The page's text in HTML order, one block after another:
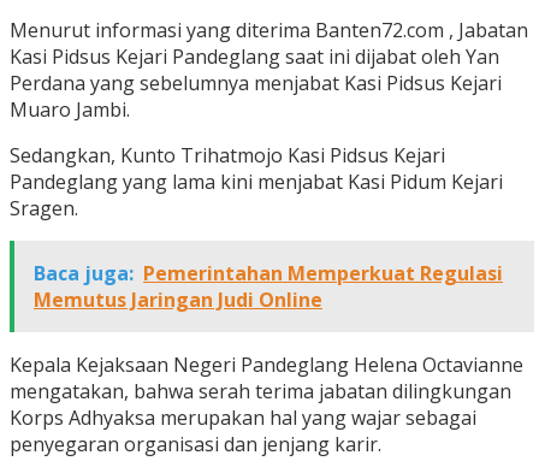
Menurut informasi yang diterima Banten72.com , Jabatan
Kasi Pidsus Kejari Pandeglang saat ini dijabat oleh Yan
Perdana yang sebelumnya menjabat Kasi Pidsus Kejari
Muaro Jambi.
Sedangkan, Kunto Trihatmojo Kasi Pidsus Kejari
Pandeglang yang lama kini menjabat Kasi Pidum Kejari
Sragen.
Baca juga: Pemerintahan Memperkuat Regulasi
Memutus Jaringan Judi Online
Kepala Kejaksaan Negeri Pandeglang Helena Octavianne
mengatakan, bahwa serah terima jabatan dilingkungan
Korps Adhyaksa merupakan hal yang wajar sebagai
penyegaran organisasi dan jenjang karir.